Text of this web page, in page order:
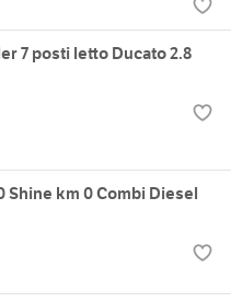
7 posti letto Ducato 2.8
Shine km 0 Combi Diesel